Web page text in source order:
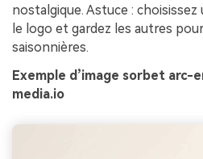
nostalgique. Astuce :
le logo et gardez les autres
saisonnières.
Exemple d’image sorbet arc-
media.io